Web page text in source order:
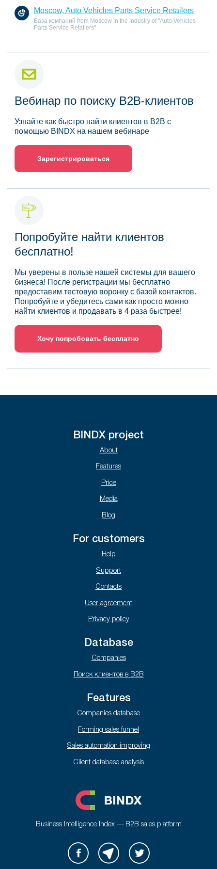
Moscow, Auto Vehicles Parts Service Retailers
База компаний from Moscow in the industry of "Auto Vehicles
Parts Service Retailers"
Вебинар по поиску B2B-клиентов
Узнайте как быстро найти клиентов в B2B с
помощью BINDX на нашем вебинаре
Зарегистрироваться
Попробуйте найти клиентов
бесплатно!
Мы уверены в пользе нашей системы для вашего
бизнеса! После регистрации мы бесплатно
предоставим тестовую воронку с базой контактов.
Попробуйте и убедитесь сами как просто можно
найти клиентов и продавать в 4 раза быстрее!
Хочу попробовать бесплатно
BINDX project
About
Features
Price
Media
Blog
For customers
Help
Support
Contacts
User agreement
Privacy policy
Database
Companies
Поиск клиентов в B2B
Features
Companies database
Forming sales funnel
Sales automation improving
Client database analysis
Business Intelligence Index — B2B sales platform